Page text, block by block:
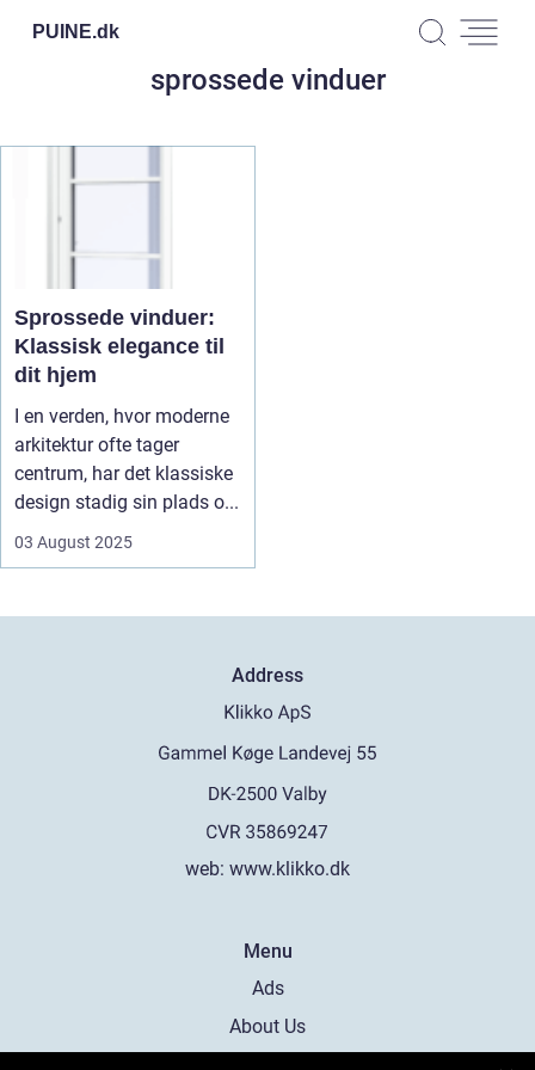
PUINE.dk
sprossede vinduer
Sprossede vinduer:
Klassisk elegance til
dit hjem
I en verden, hvor moderne
arkitektur ofte tager
centrum, har det klassiske
design stadig sin plads o...
03 August 2025
Address
web: www.klikko.dk
Menu
Ads
About Us